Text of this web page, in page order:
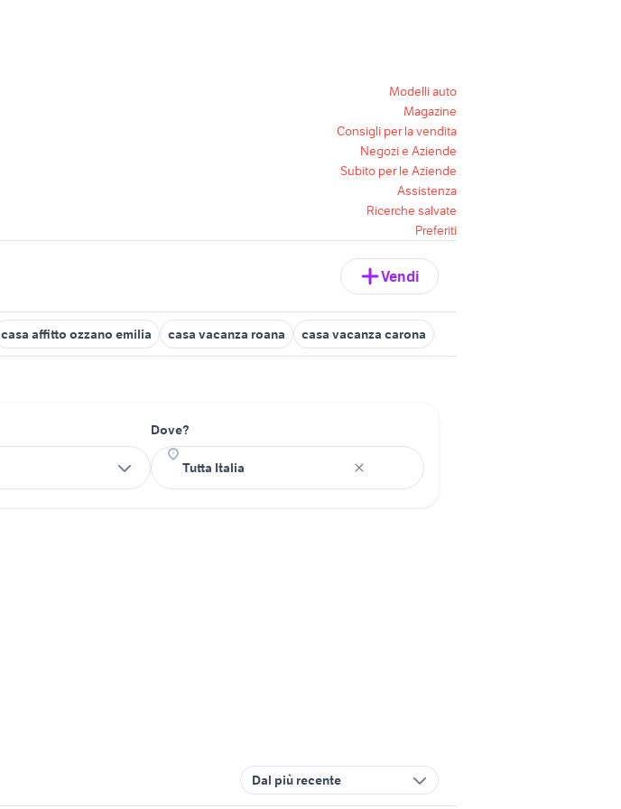
Modelli auto
Magazine
Consigli per la vendita
Negozi e Aziende
Subito per le Aziende
Assistenza
Ricerche salvate
Preferiti
Vendi
casa affitto ozzano emilia casa vacanza roana casa vacanza carona
Dove?
Dal più recente